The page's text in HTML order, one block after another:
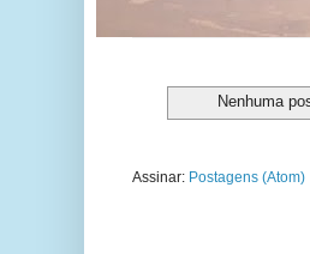
Nenhuma
Assinar: Postagens (Atom)